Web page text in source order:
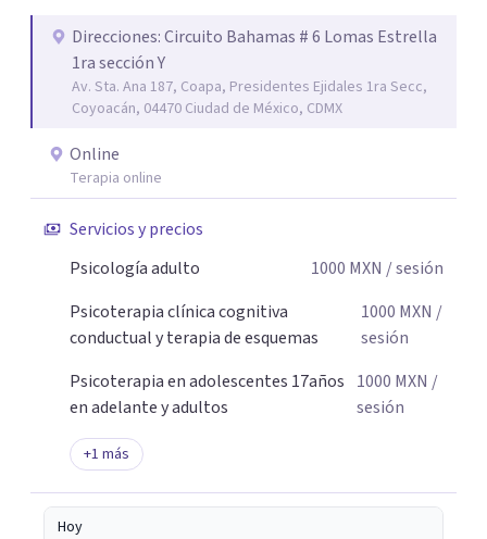
parejas que desean superar la ansiedad, la depresión, el
estrés, los duelos, fortalecer su autoestima, establecer
límites saludables, mejorar sus relaciones y afrontar los
desafíos de la vida con mayor seguridad y equilibrio. Será
un privilegio acompañarte en este camino hacia una vida
con mayor bienestar y tranquilidad.
Direcciones: Circuito Bahamas # 6 Lomas Estrella
1ra sección Y
Av. Sta. Ana 187, Coapa, Presidentes Ejidales 1ra Secc,
Coyoacán, 04470 Ciudad de México, CDMX
Online
Terapia online
Servicios y precios
Psicología adulto
1000 MXN / sesión
Psicoterapia clínica cognitiva
conductual y terapia de esquemas
1000 MXN /
sesión
Psicoterapia en adolescentes 17años
en adelante y adultos
1000 MXN /
sesión
+1 más
Hoy